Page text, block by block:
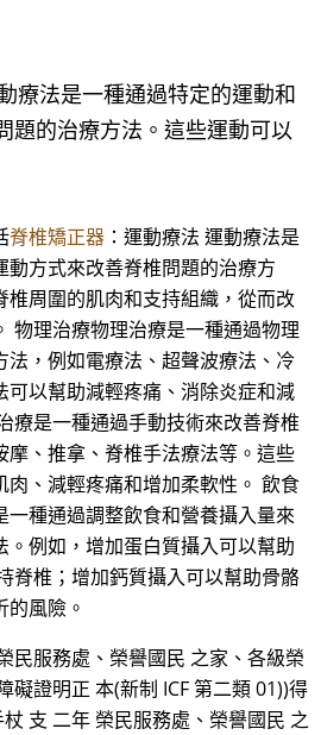
療法是一種通過特定的運動和
題的治療方法。這些運動可以
脊椎矯正器 ：運動療法 運動療法是
方式來改善脊椎問題的治療方
椎周圍的肌肉和支持組織，從而改
物理治療物理治療是一種通過物理
法，例如電療法、超聲波療法、冷
可以幫助減輕疼痛、消除炎症和減
療是一種通過手動技術來改善脊椎
摩、推拿、脊椎手法療法等。這些
肉、減輕疼痛和增加柔軟性。 飲食
一種通過調整飲食和營養攝入量來
。例如，增加蛋白質攝入可以幫助
脊椎；增加鈣質攝入可以幫助骨骼
風險。
民服務處、榮譽國民 之家、各級榮
礙證明正 本(新制 ICF 第二類 01))得
支 二年 榮民服務處、榮譽國民 之